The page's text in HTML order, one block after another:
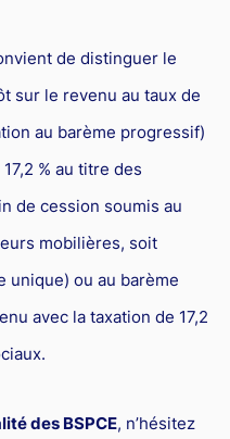
de distinguer le
sur le revenu au taux de
au barème progressif)
% au titre des
de cession soumis au
mobilières, soit
unique) ou au barème
avec la taxation de 17,2
des BSPCE, n’hésitez